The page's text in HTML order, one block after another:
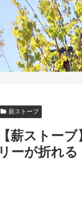
薪ストーブ
【薪ストー
リーが折れる